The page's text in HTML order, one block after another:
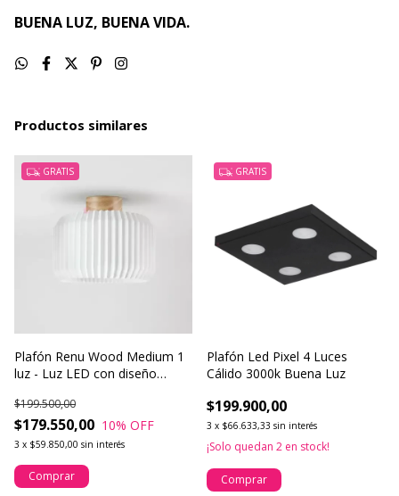
BUENA LUZ, BUENA VIDA.
Productos similares
GRATIS
Plafón Renu Wood Medium 1
luz - Luz LED con diseño
$179.550,00
$199.500,00
10% OFF
3 x $59.850,00 sin interés
Comprar
GRATIS
Plafón Led Pixel 4 Luces
Cálido 3000k Buena Luz
$199.900,00
3 x $66.633,33 sin interés
¡Solo quedan 2 en stock!
Comprar